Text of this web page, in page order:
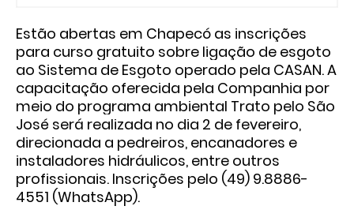
Estão abertas em Chapecó as inscrições
para curso gratuito sobre ligação de esgoto
ao Sistema de Esgoto operado pela CASAN. A
capacitação oferecida pela Companhia por
meio do programa ambiental Trato pelo São
José será realizada no dia 2 de fevereiro,
direcionada a pedreiros, encanadores e
instaladores hidráulicos, entre outros
profissionais. Inscrições pelo (49) 9.8886-
4551 (WhatsApp).